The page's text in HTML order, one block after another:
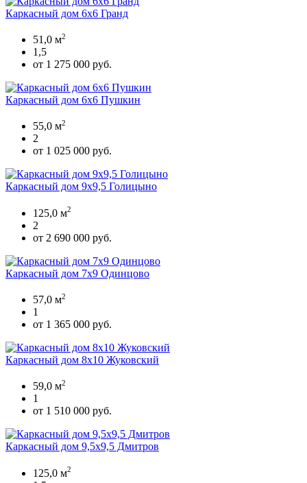
Каркасный дом 6х6 Гранд
51,0 м2
1,5
от 1 275 000 руб.
Каркасный дом 6х6 Пушкин
55,0 м2
2
от 1 025 000 руб.
Каркасный дом 9х9,5 Голицыно
125,0 м2
2
от 2 690 000 руб.
Каркасный дом 7х9 Одинцово
57,0 м2
1
от 1 365 000 руб.
Каркасный дом 8х10 Жуковский
59,0 м2
1
от 1 510 000 руб.
Каркасный дом 9,5х9,5 Дмитров
125,0 м2